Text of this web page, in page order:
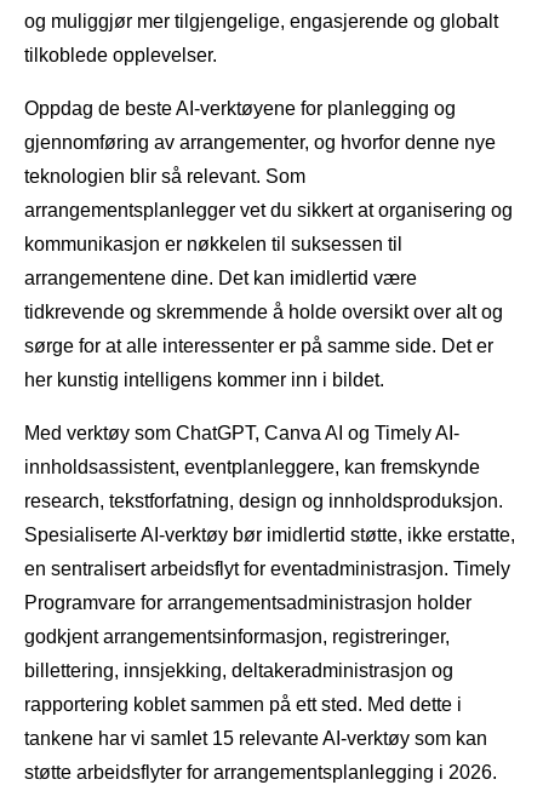
og muliggjør mer tilgjengelige, engasjerende og globalt
tilkoblede opplevelser.
Oppdag de beste AI-verktøyene for planlegging og
gjennomføring av arrangementer, og hvorfor denne nye
teknologien blir så relevant. Som
arrangementsplanlegger vet du sikkert at organisering og
kommunikasjon er nøkkelen til suksessen til
arrangementene dine. Det kan imidlertid være
tidkrevende og skremmende å holde oversikt over alt og
sørge for at alle interessenter er på samme side. Det er
her kunstig intelligens kommer inn i bildet.
Med verktøy som ChatGPT, Canva AI og Timely AI-
innholdsassistent, eventplanleggere, kan fremskynde
research, tekstforfatning, design og innholdsproduksjon.
Spesialiserte AI-verktøy bør imidlertid støtte, ikke erstatte,
en sentralisert arbeidsflyt for eventadministrasjon. Timely
Programvare for arrangementsadministrasjon holder
godkjent arrangementsinformasjon, registreringer,
billettering, innsjekking, deltakeradministrasjon og
rapportering koblet sammen på ett sted. Med dette i
tankene har vi samlet 15 relevante AI-verktøy som kan
støtte arbeidsflyter for arrangementsplanlegging i 2026.